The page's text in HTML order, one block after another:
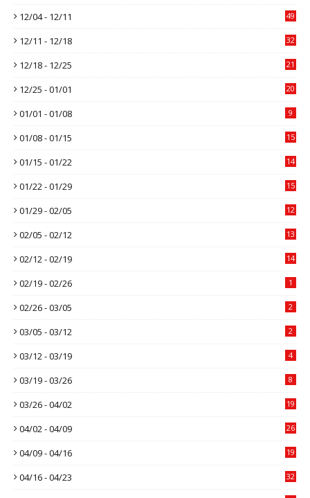
12/04 - 12/11 49
12/11 - 12/18 32
12/18 - 12/25 21
12/25 - 01/01 20
01/01 - 01/08 9
01/08 - 01/15 15
01/15 - 01/22 14
01/22 - 01/29 15
01/29 - 02/05 12
02/05 - 02/12 13
02/12 - 02/19 14
02/19 - 02/26 1
02/26 - 03/05 2
03/05 - 03/12 2
03/12 - 03/19 4
03/19 - 03/26 8
03/26 - 04/02 19
04/02 - 04/09 26
04/09 - 04/16 19
04/16 - 04/23 32